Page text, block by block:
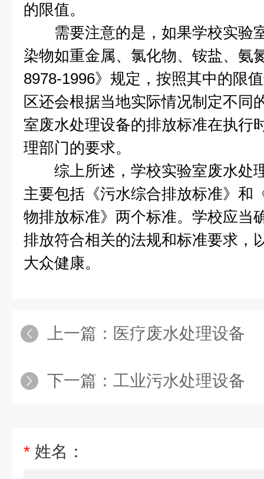
的限值。
需要注意的是，如果学校实验
染物如重金属、氯化物、铵盐、氨
8978-1996》规定，按照其中的限
区还会根据当地实际情况制定不同
室废水处理设备的排放标准在执行
理部门的要求。
综上所述，学校实验室废水处
主要包括《污水综合排放标准》和
物排放标准》两个标准。学校应当
排放符合相关的法规和标准要求，
大众健康。
上一篇： 医疗废水处理设备
下一篇： 工业污水处理设备
* 姓名：